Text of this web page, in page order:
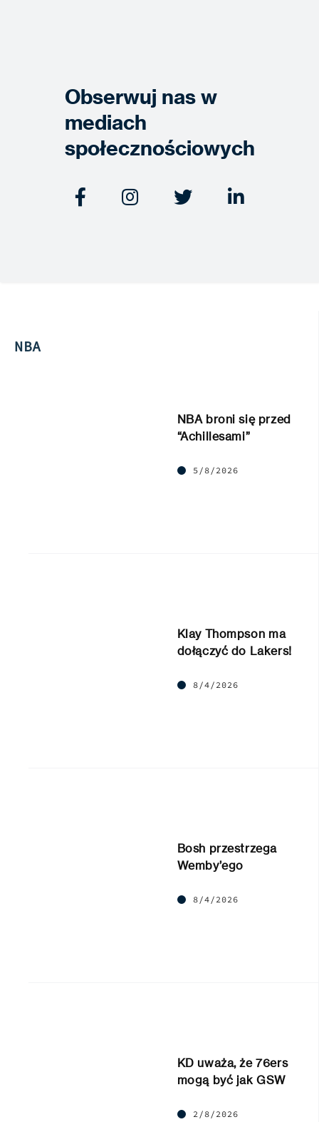
Obserwuj nas w
mediach
społecznościowych
   
NBA
NBA broni się przed
“Achillesami”
5/8/2026
Klay Thompson ma
dołączyć do Lakers!
8/4/2026
Bosh przestrzega
Wemby’ego
8/4/2026
KD uważa, że 76ers
mogą być jak GSW
2/8/2026